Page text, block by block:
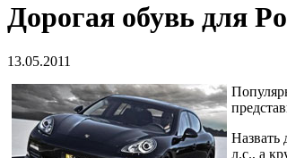
Дорогая обувь для
13.05.2011
Назвать
л.с., а